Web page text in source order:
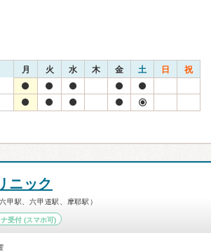
月 火 水 木 金 土 日 祝
ニック
甲駅、六甲道駅、摩耶駅）
受付(スマホ可)